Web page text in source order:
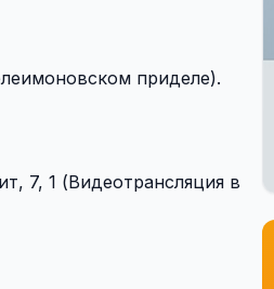
приделе).
7, 1 (Видеотрансляция в